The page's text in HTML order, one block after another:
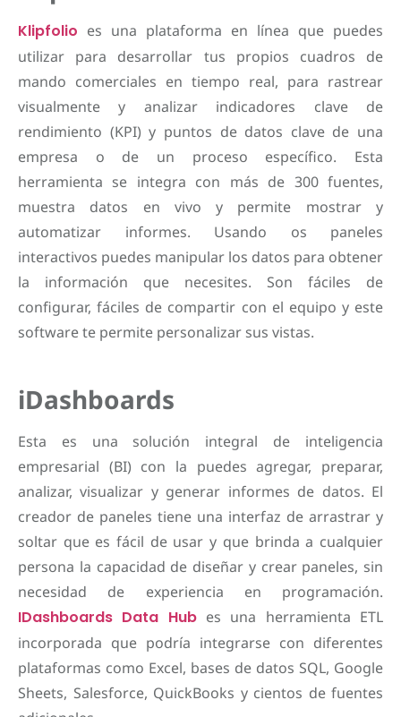
Klipfolio es una plataforma en línea que puedes
utilizar para desarrollar tus propios cuadros de
mando comerciales en tiempo real, para rastrear
visualmente y analizar indicadores clave de
rendimiento (KPI) y puntos de datos clave de una
empresa o de un proceso específico. Esta
herramienta se integra con más de 300 fuentes,
muestra datos en vivo y permite mostrar y
automatizar informes. Usando os paneles
interactivos puedes manipular los datos para obtener
la información que necesites. Son fáciles de
configurar, fáciles de compartir con el equipo y este
software te permite personalizar sus vistas.
iDashboards
Esta es una solución integral de inteligencia
empresarial (BI) con la puedes agregar, preparar,
analizar, visualizar y generar informes de datos. El
creador de paneles tiene una interfaz de arrastrar y
soltar que es fácil de usar y que brinda a cualquier
persona la capacidad de diseñar y crear paneles, sin
necesidad de experiencia en programación.
IDashboards Data Hubes una herramienta ETL
incorporada que podría integrarse con diferentes
plataformas como Excel, bases de datos SQL, Google
Sheets, Salesforce, QuickBooks y cientos de fuentes